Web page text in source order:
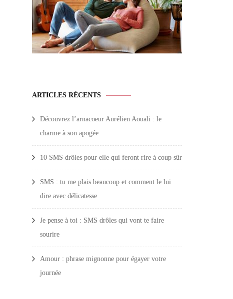
ARTICLES RÉCENTS
Découvrez l’arnacoeur Aurélien Aouali : le
charme à son apogée
10 SMS drôles pour elle qui feront rire à coup sûr
SMS : tu me plais beaucoup et comment le lui
dire avec délicatesse
Je pense à toi : SMS drôles qui vont te faire
sourire
Amour : phrase mignonne pour égayer votre
journée